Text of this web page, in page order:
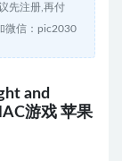
先注册,再付
微信：pic2030
and
游戏 苹果